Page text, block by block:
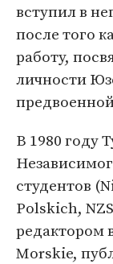
вступил в
после того
работу,
личности
В 1980 году
студентов
Polskich,
редактором
Morskie,